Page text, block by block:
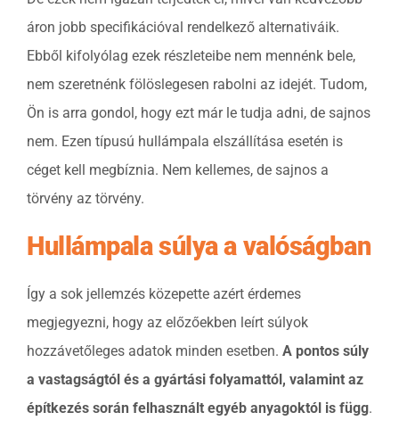
áron jobb specifikációval rendelkező alternativáik.
Ebből kifolyólag ezek részleteibe nem mennénk bele,
nem szeretnénk fölöslegesen rabolni az idejét. Tudom,
Ön is arra gondol, hogy ezt már le tudja adni, de sajnos
nem. Ezen típusú hullámpala elszállítása esetén is
céget kell megbíznia. Nem kellemes, de sajnos a
törvény az törvény.
Hullámpala súlya a valóságban
Így a sok jellemzés közepette azért érdemes
megjegyezni, hogy az előzőekben leírt súlyok
hozzávetőleges adatok minden esetben. A pontos súly
a vastagságtól és a gyártási folyamattól, valamint az
építkezés során felhasznált egyéb anyagoktól is függ.